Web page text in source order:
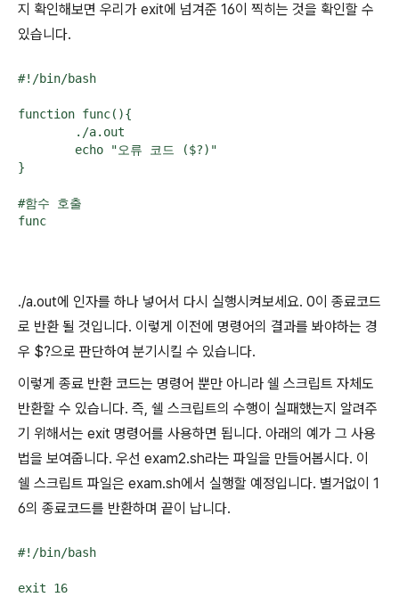
지 확인해보면 우리가 exit에 넘겨준 16이 찍히는 것을 확인할 수
있습니다.
#!/bin/bash
function func(){
        ./a.out
        echo "오류 코드 ($?)"
}
#함수 호출
./a.out에 인자를 하나 넣어서 다시 실행시켜보세요. 0이 종료코드
로 반환 될 것입니다. 이렇게 이전에 명령어의 결과를 봐야하는 경
우 $?으로 판단하여 분기시킬 수 있습니다.
이렇게 종료 반환 코드는 명령어 뿐만 아니라 쉘 스크립트 자체도
반환할 수 있습니다. 즉, 쉘 스크립트의 수행이 실패했는지 알려주
기 위해서는 exit 명령어를 사용하면 됩니다. 아래의 예가 그 사용
법을 보여줍니다. 우선 exam2.sh라는 파일을 만들어봅시다. 이
쉘 스크립트 파일은 exam.sh에서 실행할 예정입니다. 별거없이 1
6의 종료코드를 반환하며 끝이 납니다.
#!/bin/bash